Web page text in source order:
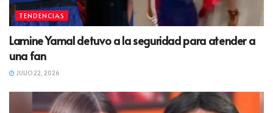
TENDENCIAS
Lamine Yamal detuvo a la seguridad para atender a
una fan
JULIO 22, 2026